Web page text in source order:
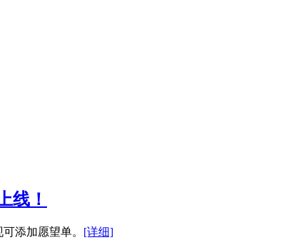
线！
添加愿望单。 [详细]